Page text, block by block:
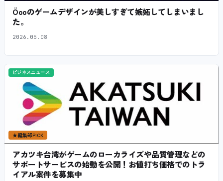
Öooのゲームデザインが美しすぎて嫉妬してしまいまし
た。
2026.05.08
ビジネスニュース
★編集部PICK
アカツキ台湾がゲームのローカライズや品質管理などの
サポートサービスの始動を公開！お値打ち価格でのトラ
イアル案件を募集中